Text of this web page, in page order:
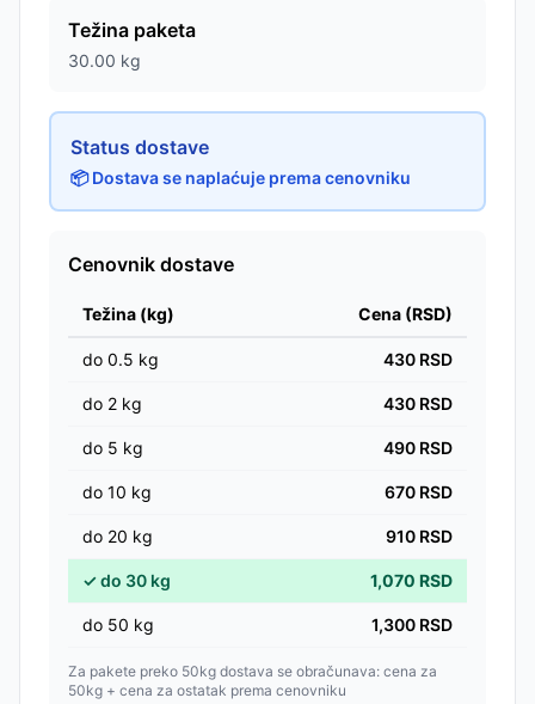
Težina paketa
30.00 kg
Status dostave
📦 Dostava se naplaćuje prema cenovniku
Cenovnik dostave
Težina (kg) Cena (RSD)
do 0.5 kg 430 RSD
do 2 kg 430 RSD
do 5 kg 490 RSD
do 10 kg 670 RSD
do 20 kg 910 RSD
✓do 30 kg 1,070 RSD
do 50 kg 1,300 RSD
Za pakete preko 50kg dostava se obračunava: cena za
50kg + cena za ostatak prema cenovniku